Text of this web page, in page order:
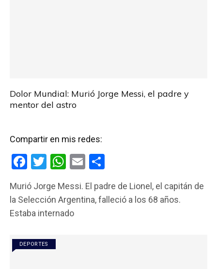
Dolor Mundial: Murió Jorge Messi, el padre y
mentor del astro
Compartir en mis redes:
F
ce
b
o
k
T
tt
er
W
at
s
E
ail m
p
Murió Jorge Messi. El padre de Lionel, el capitán de
la Selección Argentina, falleció a los 68 años.
Estaba internado
DEPORTES